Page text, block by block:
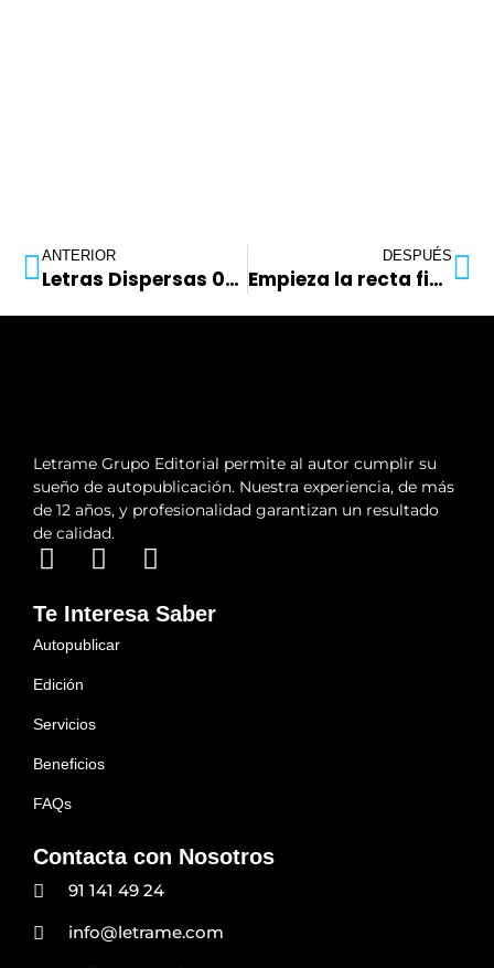
ANTERIOR
Letras Dispersas 04/03/2022
DESPUÉS
Empieza la recta final para la celebración de la II Gala Letrame en El Ejido
Letrame Grupo Editorial permite al autor cumplir su
sueño de autopublicación. Nuestra experiencia, de más
de 12 años, y profesionalidad garantizan un resultado
de calidad.
Te Interesa Saber
Autopublicar
Edición
Servicios
Beneficios
FAQs
Contacta con Nosotros
91 141 49 24
info@letrame.com